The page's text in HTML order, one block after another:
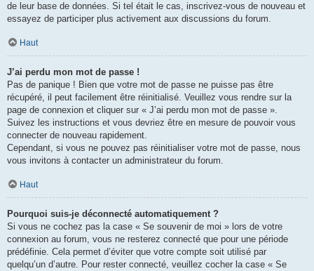
de leur base de données. Si tel était le cas, inscrivez-vous de nouveau et
essayez de participer plus activement aux discussions du forum.
Haut
J’ai perdu mon mot de passe !
Pas de panique ! Bien que votre mot de passe ne puisse pas être
récupéré, il peut facilement être réinitialisé. Veuillez vous rendre sur la
page de connexion et cliquer sur « J’ai perdu mon mot de passe ».
Suivez les instructions et vous devriez être en mesure de pouvoir vous
connecter de nouveau rapidement.
Cependant, si vous ne pouvez pas réinitialiser votre mot de passe, nous
vous invitons à contacter un administrateur du forum.
Haut
Pourquoi suis-je déconnecté automatiquement ?
Si vous ne cochez pas la case « Se souvenir de moi » lors de votre
connexion au forum, vous ne resterez connecté que pour une période
prédéfinie. Cela permet d’éviter que votre compte soit utilisé par
quelqu’un d’autre. Pour rester connecté, veuillez cocher la case « Se